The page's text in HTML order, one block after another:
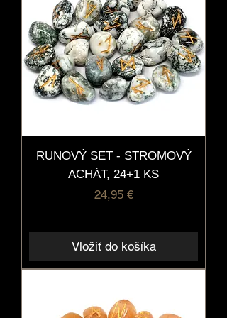
RUNOVÝ SET - STROMOVÝ
ACHÁT, 24+1 KS
Cena
24,95 €
Vložiť do košíka